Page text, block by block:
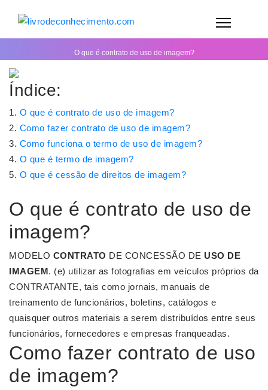
O que é contrato de uso de imagem?
Índice:
O que é contrato de uso de imagem?
Como fazer contrato de uso de imagem?
Como funciona o termo de uso de imagem?
O que é termo de imagem?
O que é cessão de direitos de imagem?
O que é contrato de uso de
imagem?
MODELO CONTRATO DE CONCESSÃO DE USO DE
IMAGEM. (e) utilizar as fotografias em veículos próprios da
CONTRATANTE, tais como jornais, manuais de
treinamento de funcionários, boletins, catálogos e
quaisquer outros materiais a serem distribuídos entre seus
funcionários, fornecedores e empresas franqueadas.
Como fazer contrato de uso
de imagem?